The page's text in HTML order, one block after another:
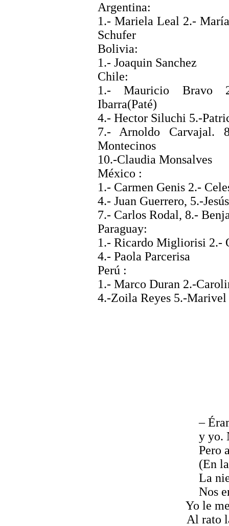
Argentina:
1.- Mariela Leal 2.-
Schufer
Bolivia:
1.- Joaquin Sanchez
Chile:
1.- Mauricio Bravo
Ibarra(Paté)
4.- Hector Siluchi 5.-
7.- Arnoldo Carvajal.
Montecinos
10.-Claudia Monsalves
México :
1.- Carmen Genis2.-
4.- Juan Guerrero, 5.-
7.- Carlos Rodal, 8.-
Paraguay:
1.- Ricardo Migliorisi 2.-
4.- Paola Parcerisa
Perú :
1.- Marco Duran 2.-
4.-Zoila Reyes 5.-Marivel
–
yyo.
Pero
(En
La
Nos
Yo le
Al rato